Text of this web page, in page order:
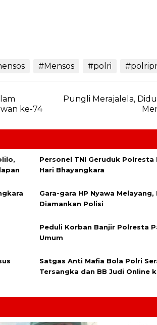
#Mensos #polri
ke-74
Pungli Merajalela,
Personel TNI Geruduk Polresta
Hari Bhayangkara
Gara-gara HP Nyawa
Diamankan Polisi
Peduli Korban Banjir Polresta
Umum
Satgas Anti Mafia Bola Polri
Tersangka dan BB Judi Online